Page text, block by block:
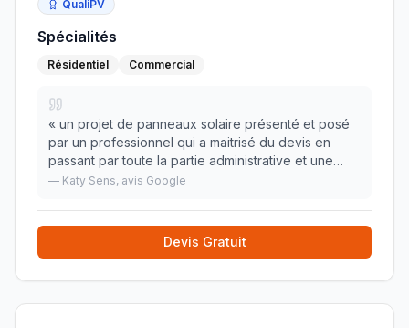
QualiPV
Spécialités
Résidentiel Commercial
« un projet de panneaux solaire présenté et posé
par un professionnel qui a maitrisé du devis en
passant par toute la partie administrative et une
pose sans défaut en une seule journée. la gestion
— Katy Sens, avis Google
Devis Gratuit